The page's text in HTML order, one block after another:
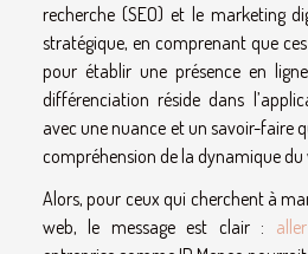
recherche (SEO) et le marketing
stratégique, en comprenant que
pour établir une présence en
différenciation réside dans
avec une nuance et un savoir-faire
compréhension de la dynamique du
Alors, pour ceux qui cherchent à
web, le message est clair :